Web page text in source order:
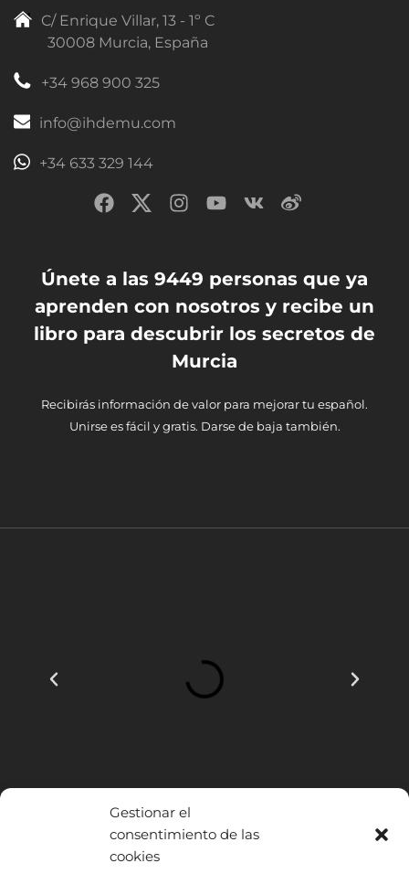
Gestionar el
consentimiento de las
cookies
C/ Enrique Villar, 13 - 1º C
30008 Murcia, España
+34 968 900 325
info@ihdemu.com
+34 633 329 144
Únete a las 9449 personas que ya
aprenden con nosotros y recibe un
libro para descubrir los secretos de
Murcia
Recibirás información de valor para mejorar tu español.
Unirse es fácil y gratis. Darse de baja también.